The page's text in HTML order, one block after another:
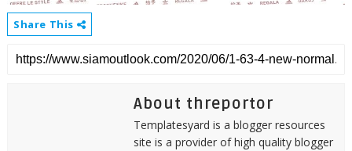
Share This
About threportor
Templatesyard is a blogger resources
site is a provider of high quality blogger